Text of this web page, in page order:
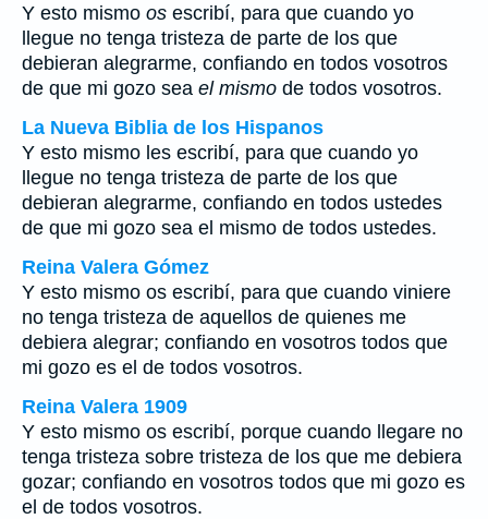
Y esto mismo os escribí, para que cuando yo
llegue no tenga tristeza de parte de los que
debieran alegrarme, confiando en todos vosotros
de que mi gozo sea el mismo de todos vosotros.
La Nueva Biblia de los Hispanos
Y esto mismo les escribí, para que cuando yo
llegue no tenga tristeza de parte de los que
debieran alegrarme, confiando en todos ustedes
de que mi gozo sea el mismo de todos ustedes.
Reina Valera Gómez
Y esto mismo os escribí, para que cuando viniere
no tenga tristeza de aquellos de quienes me
debiera alegrar; confiando en vosotros todos que
mi gozo es el de todos vosotros.
Reina Valera 1909
Y esto mismo os escribí, porque cuando llegare no
tenga tristeza sobre tristeza de los que me debiera
gozar; confiando en vosotros todos que mi gozo es
el de todos vosotros.